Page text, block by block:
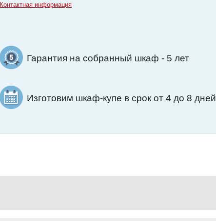
Контактная информация
Гарантия на собранный шкаф - 5 лет
Изготовим шкаф-купе в срок от 4 до 8 дней